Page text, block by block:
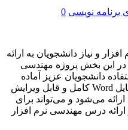
برنامه نویسی 0
و نیاز دانشجویان به ارائه
این بخش پروژه مهندسی
دانشجویان عزیز آماده
شده است. این پروژه در قالب یک فایل Word کامل و قابل ویرایش
ارائه می‌شود و می‌تواند برای
درس مهندسی نرم افزار